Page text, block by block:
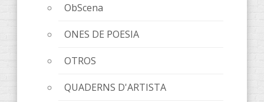
ObScena
ONES DE POESIA
OTROS
QUADERNS D'ARTISTA